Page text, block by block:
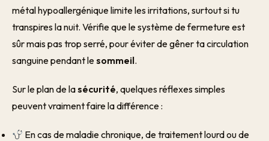
métal hypoallergénique limite les irritations, surtout si tu
transpires la nuit. Vérifie que le système de fermeture est
sûr mais pas trop serré, pour éviter de gêner ta circulation
sanguine pendant lesommeil.
Sur le plan de lasécurité, quelques réflexes simples
peuvent vraiment faire la différence :
En cas de maladie chronique, de traitement lourd ou de